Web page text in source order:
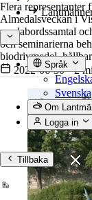
Språk
Svenska
Om
Logga in
Tillbaka
Flera representanter
Almedalsveckan i
rundabordssamtal
och seminarierna
biodrivmedel,
2022-06-30• 2